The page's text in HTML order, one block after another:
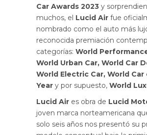
Car Awards 2023 y
muchos, el Lucid Air fue
nombrado como el auto más
reconocida premiación
categorías: World
World Urban Car, World Car
World Electric Car, World
Year y por supuesto, World
Lucid Air es obra de Lucid
joven marca norteamericana
solo seis años nos presentó su